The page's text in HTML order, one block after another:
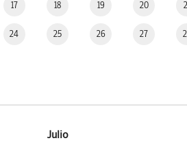
17 18 19 20
24 25 26 27
Julio